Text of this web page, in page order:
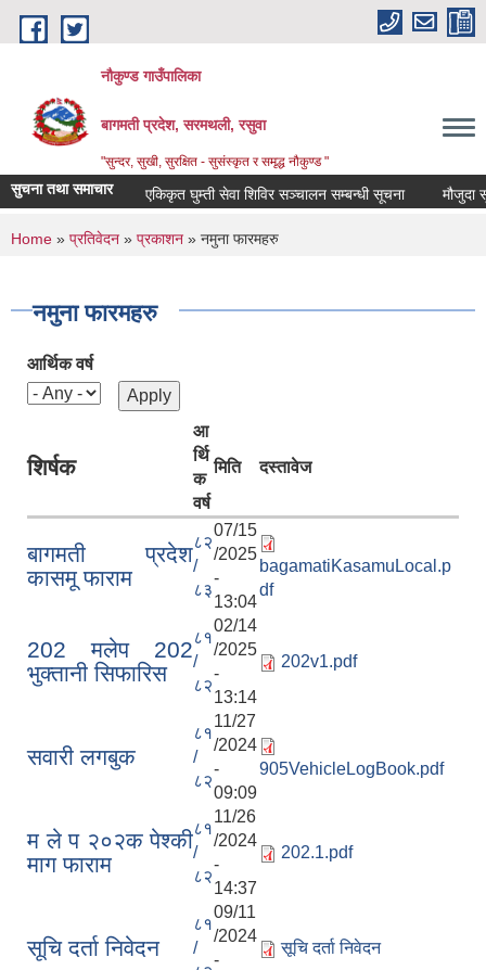
Skip to main content
नौकुण्ड गाउँपालिका
बागमती प्रदेश, सरमथली, रसुवा
"सुन्दर, सुखी, सुरक्षित - सुसंस्कृत र समृद्ध नौकुण्ड "
सुचना तथा समाचार एकिकृत घुम्ती सेवा शिविर सञ्‍चालन सम्बन्धी सूचना मौजुदा
You are here
Home » प्रतिवेदन » प्रकाशन » नमुना फारमहरु
नमुना फारमहरु
आर्थिक वर्ष
शिर्षक
आ
र्थि
क
वर्ष
मिति दस्तावेज
बागमती प्रदेश
कासमू फाराम
८२
/
८३
07/15
/2025
-
13:04
bagamatiKasamuLocal.p
df
202 मलेप 202
भुक्तानी सिफारिस
८१
/
८२
02/14
/2025
-
13:14
202v1.pdf
सवारी लगबुक
८१
/
८२
11/27
/2024
-
09:09
905VehicleLogBook.pdf
म ले प २०२क पेश्की
माग फाराम
८१
/
८२
11/26
/2024
-
14:37
202.1.pdf
सूचि दर्ता निवेदन
८१
/
09/11
/2024
-
सूचि दर्ता निवेदन